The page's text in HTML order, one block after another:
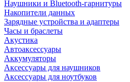
Наушники и Bluetooth-гарнитуры
Накопители данных
Зарядные устройства и адаптеры
Часы и браслеты
Акустика
Автоаксессуары
Аккумуляторы
Аксессуары для наушников
Аксессуары для ноутбуков